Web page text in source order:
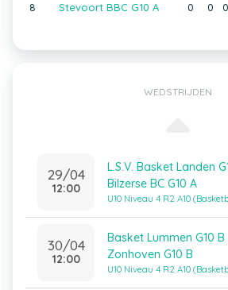
8 Stevoort BBC G10 A 0 0 0
WEDSTRIJDEN
29/04
12:00
L.S.V. Basket Landen
Bilzerse BC G10 A
U10 Niveau 4 R2 A10
30/04
12:00
Basket Lummen G10
Zonhoven G10 B
U10 Niveau 4 R2 A10